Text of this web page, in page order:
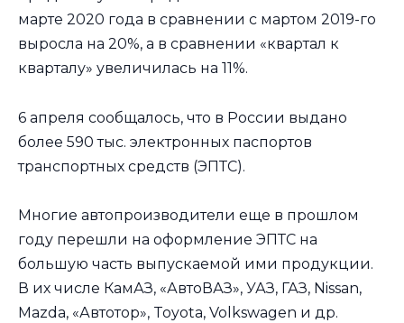
марте 2020 года в сравнении с мартом 2019-го
выросла на 20%, а в сравнении «квартал к
кварталу» увеличилась на 11%.
6 апреля сообщалось, что в России выдано
более 590 тыс. электронных паспортов
транспортных средств (ЭПТС).
Многие автопроизводители еще в прошлом
году перешли на оформление ЭПТС на
большую часть выпускаемой ими продукции.
В их числе КамАЗ, «АвтоВАЗ», УАЗ, ГАЗ, Nissan,
Mazda, «Автотор», Toyota, Volkswagen и др.